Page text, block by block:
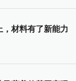
材料有了新能力